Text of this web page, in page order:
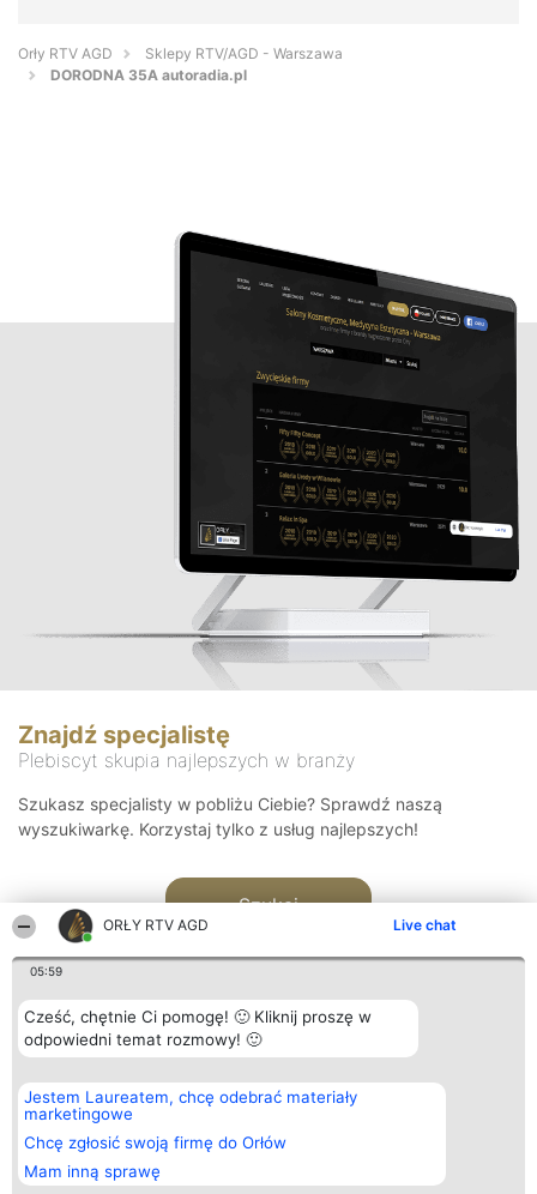
ORŁY RTV AGD Live chat
05:59
Cześć, chętnie Ci pomogę! 🙂 Kliknij proszę w
odpowiedni temat rozmowy! 🙂
Jestem Laureatem, chcę odebrać materiały
marketingowe
Chcę zgłosić swoją firmę do Orłów
Mam inną sprawę
Orły RTV AGD
Sklepy RTV/AGD - Warszawa
DORODNA 35A autoradia.pl
Znajdź specjalistę
Plebiscyt skupia najlepszych w branży
Szukasz specjalisty w pobliżu Ciebie? Sprawdź naszą
wyszukiwarkę. Korzystaj tylko z usług najlepszych!
Szukaj
Organizator plebiscytu
Bright Side Solutions sp. z o.
o. sp. k.
ul. Ruska 22
Wrocław 50-079
KRS 0000749100 | Regon
381313360 | NIP 8943132676
Plebiscyt
Laureaci
wszystkich
Laureatów
Regulamin
Kontakt
Kontakt